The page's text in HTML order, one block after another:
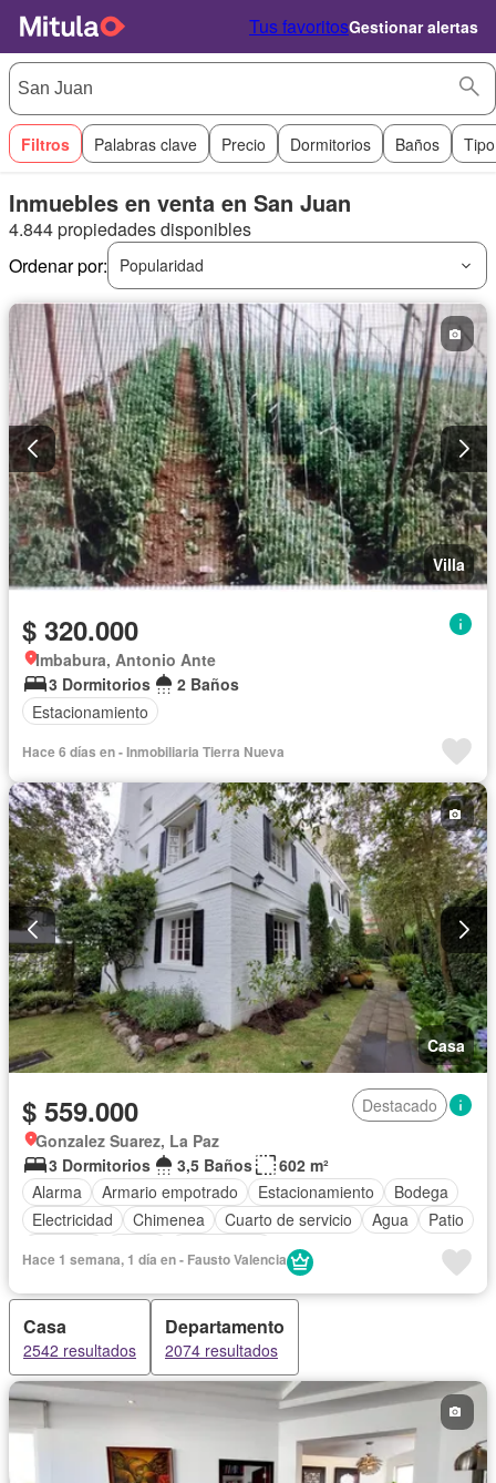
Tus favoritosGestionar alertas
Filtros Palabras clave Precio Dormitorios Baños
Inmuebles en venta en San Juan
4.844 propiedades disponibles
Ordenar por:
Popularidad
Villa
$ 320.000
Imbabura, Antonio Ante
3 Dormitorios
2 Baños
Estacionamiento
Hace 6 días en - Inmobiliaria Tierra Nueva
Casa
$ 559.000
Destacado
Gonzalez Suarez, La Paz
3 Dormitorios
3,5 Baños
602 m²
Alarma
Armario empotrado Estacionamiento
Bodega
Electricidad
Chimenea Cuarto de servicio Agua
Patio
Hace 1 semana, 1 día en - Fausto Valencia
Casa
2542 resultados
Departamento
2074 resultados